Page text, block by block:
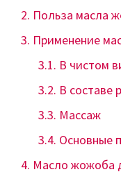
Польза масла
Применение
В чистом
В составе
Массаж
Основные
Масло жожоба